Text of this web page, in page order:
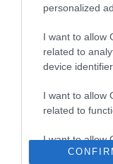
personalized
I want to allow
related to
device
I want to allow
related to
I want to allow
related to
Τεχνητή
δεν είναι απλώς
νέα τεχνολογία,
επανάσταση»
31.07.2026
Νέος οδηγός του
για τη
των ελληνικών
επιχειρήσεων στον
χώρο της άμυνας